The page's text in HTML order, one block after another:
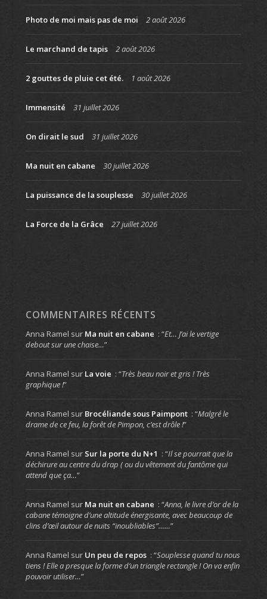
Photo de moi mais pas de moi 2 août 2026
Le marchand de tapis 2 août 2026
2 gouttes de pluie cet été. 1 août 2026
Immensité 31 juillet 2026
On dirait le sud 31 juillet 2026
Ma nuit en cabane 30 juillet 2026
La puissance de la souplesse 30 juillet 2026
La Force de la Grâce 27 juillet 2026
COMMENTAIRES RÉCENTS
Anna Ramel sur Ma nuit en cabane : “Et… J’ai le vertige
debout sur une chaise…”
Anna Ramel sur La voie : “Très beau noir et gris ! Très
graphique !”
Anna Ramel sur Brocéliande sous Paimpont : “Malgré le
drame de ce feu, la forêt de Pimpon, c’est drôle !”
Anna Ramel sur Sur la porte du N+1 : “Il se pourrait que la
déchirure au centre du drap ( ou du vêtement du fantôme qui
attend que ça…”
Anna Ramel sur Ma nuit en cabane : “Anna, le livre d’or de la
cabane témoigne d’une altitude énergisante, avec beaucoup de
clins d’œil autour de nuits “inoubliables”……”
Anna Ramel sur Un peu de repos : “Souplesse quand tu nous
tiens ! Elle a presque la forme d’un triangle rectangle ! On va enfin
pouvoir utiliser…”